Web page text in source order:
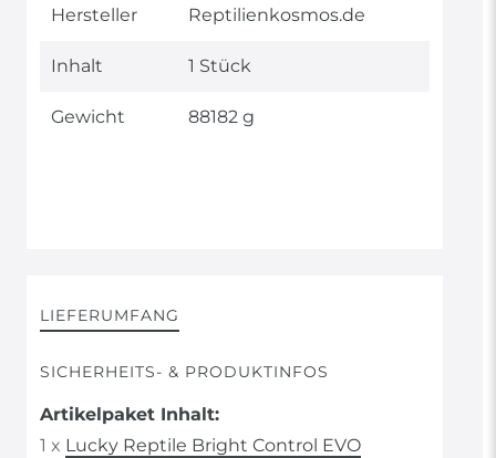
Hersteller Reptilienkosmos.de
Inhalt 1 Stück
Gewicht 88182 g
LIEFERUMFANG
SICHERHEITS- & PRODUKTINFOS
Artikelpaket Inhalt:
1 x Lucky Reptile Bright Control EVO